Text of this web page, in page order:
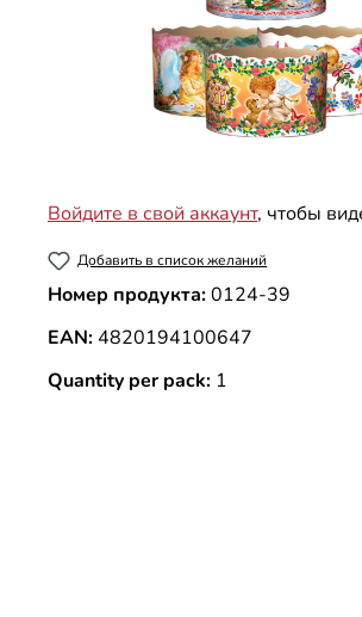
Войдите в свой аккаунт, чтобы
Добавить в список желаний
Номер продукта:0124-39
EAN:4820194100647
Quantity per pack: 1